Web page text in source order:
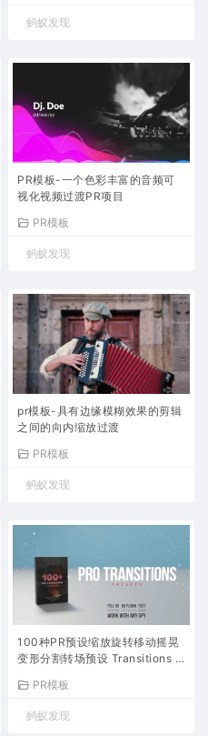
蚂蚁发现
PR模板-一个色彩丰富的音频可
视化视频过渡PR项目
PR模板
蚂蚁发现
pr模板-具有边缘模糊效果的剪辑
之间的向内缩放过渡
PR模板
蚂蚁发现
100种PR预设缩放旋转移动摇晃
变形分割转场预设 Transitions P
PR模板
蚂蚁发现